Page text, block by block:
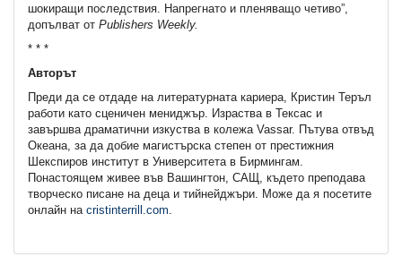
шокиращи последствия. Напрегнато и пленяващо четиво”,
допълват от Publishers Weekly.
* * *
Авторът
Преди да се отдаде на литературната кариера, Кристин Теръл
работи като сценичен мениджър. Израства в Тексас и
завършва драматични изкуства в колежа Vassar. Пътува отвъд
Океана, за да добие магистърска степен от престижния
Шекспиров институт в Университета в Бирмингам.
Понастоящем живее във Вашингтон, САЩ, където преподава
творческо писане на деца и тийнейджъри. Може да я посетите
онлайн на cristinterrill.com